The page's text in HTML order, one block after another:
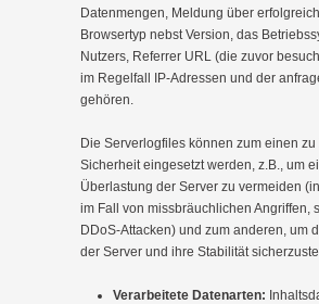
Datenmengen, Meldung über
Browsertyp nebst Version, das
Nutzers, Referrer URL (die zuvor
im Regelfall IP-Adressen und der
gehören.
Die Serverlogfiles können zum einen
Sicherheit eingesetzt werden, z.B., um
Überlastung der Server zu vermeiden
im Fall von missbräuchlichen Angriffen,
DDoS-Attacken) und zum anderen, um
der Server und ihre Stabilität
Verarbeitete Datenarten: